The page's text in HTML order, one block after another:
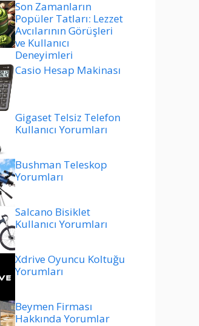
Son Zamanların
Popüler Tatları: Lezzet
Avcılarının Görüşleri
ve Kullanıcı
Deneyimleri
Casio Hesap Makinası
Gigaset Telsiz Telefon
Kullanıcı Yorumları
Bushman Teleskop
Yorumları
Salcano Bisiklet
Kullanıcı Yorumları
Xdrive Oyuncu Koltuğu
Yorumları
Beymen Firması
Hakkında Yorumlar